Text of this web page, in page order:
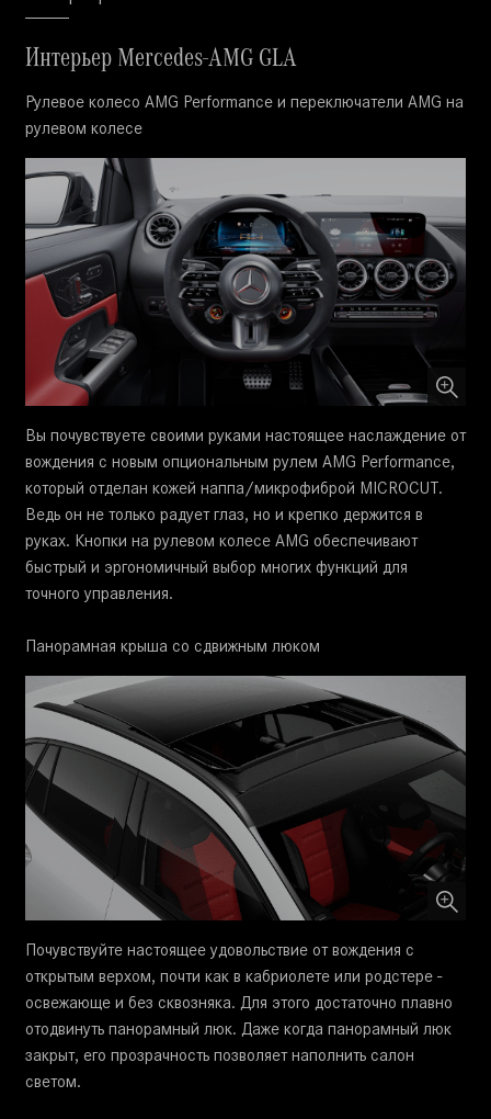
Интерьер Mercedes-AMG GLA
Рулевое колесо AMG Performance и переключатели AMG на
рулевом колесе
Вы почувствуете своими руками настоящее наслаждение от
вождения с новым опциональным рулем AMG Performance,
который отделан кожей наппа/микрофиброй MICROCUT.
Ведь он не только радует глаз, но и крепко держится в
руках. Кнопки на рулевом колесе AMG обеспечивают
быстрый и эргономичный выбор многих функций для
точного управления.
Панорамная крыша со сдвижным люком
Почувствуйте настоящее удовольствие от вождения с
открытым верхом, почти как в кабриолете или родстере -
освежающе и без сквозняка. Для этого достаточно плавно
отодвинуть панорамный люк. Даже когда панорамный люк
закрыт, его прозрачность позволяет наполнить салон
светом.